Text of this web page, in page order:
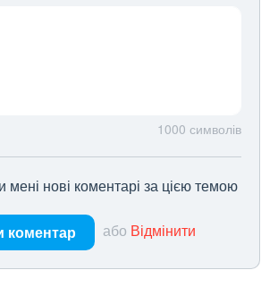
1000 символів
мені нові коментарі за цією темою
коментар або Відмінити